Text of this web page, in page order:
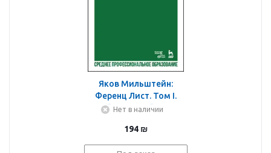
Яков Мильштейн:
Ференц Лист. Том I.
Учебное пособие для
Нет в наличии
194 ₪